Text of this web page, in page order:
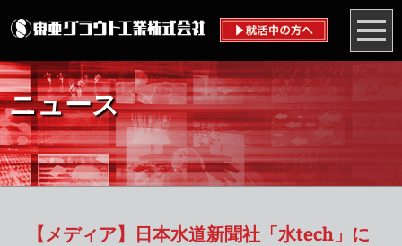
ニュース
【メディア】日本水道新聞社「水tech」に